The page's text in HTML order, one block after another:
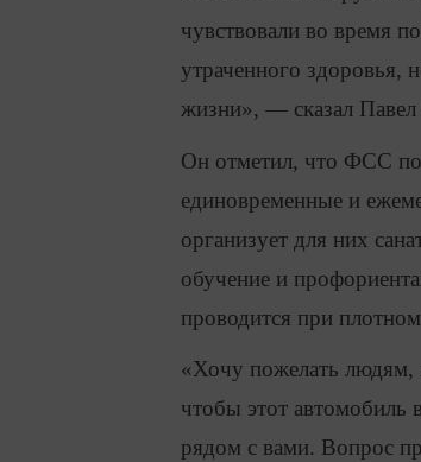
чувствовали во время
утраченного
жизни», — сказал
Он отметил, что ФСС по
единовременные и
организует для них
обучение и
проводится при
«Хочу пожелать людям,
чтобы этот автомобиль
рядом с вами. Вопрос